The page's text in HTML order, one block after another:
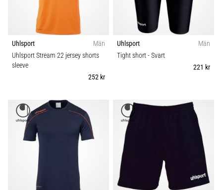
Uhlsport
Män
Uhlsport Stream 22 jersey shorts
sleeve
252 kr
Uhlsport
Män
Tight short- Svart
221 kr